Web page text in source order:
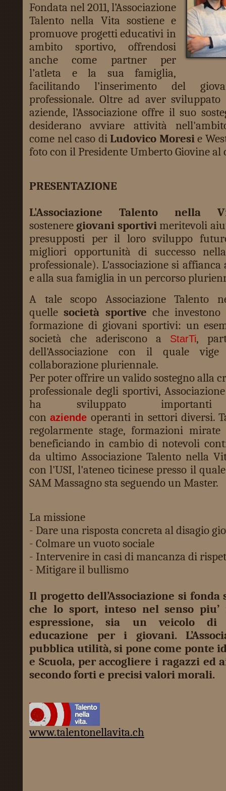
Fondata nel 2011, l’Associazione
Talento nella Vita sostiene e
promuove progetti educativi in
ambito sportivo, offrendosi
anche come partner per
l’atleta e la sua famiglia,
facilitando l’inserimento del
professionale. Oltre ad aver
aziende, l’Associazione offre il suo
desiderano avviare attività
come nel caso diLudovico Moresie
foto con il Presidente Umberto Giovine al
PRESENTAZIONE
L'Associazione Talento nella
sostenere giovani sportivimeritevoli
presupposti per il loro sviluppo
migliori opportunità di successo
professionale). L'associazione si
e alla sua famiglia in un percorso
A tale scopo Associazione Talento
quellesocietà sportive che
formazione di giovani sportivi: un
società che aderiscono a
StarTi,
dell'Associazione con il quale
collaborazione pluriennale.
Per poter offrire un valido sostegno alla
professionale degli sportivi,
ha sviluppato importanti
conaziende operanti in settori diversi.
regolarmente stage, formazioni
beneficiando in cambio di notevoli
da ultimo Associazione Talento nella
con l'USI, l'ateneo ticinese presso il
SAM Massagno sta seguendo un Master.
La missione
- Dare una risposta concreta al disagio
- Colmare un vuoto sociale
- Intervenire in casi di mancanza di
- Mitigare il bullismo
Il progetto dell’Associazione si
che lo sport, inteso nel senso
espressione, sia un veicolo di
educazione per i giovani.
pubblica utilità, si pone come ponte
e Scuola, per accogliere i ragazzi ed
secondo forti e precisi valori morali.
www.talentonellavita.ch